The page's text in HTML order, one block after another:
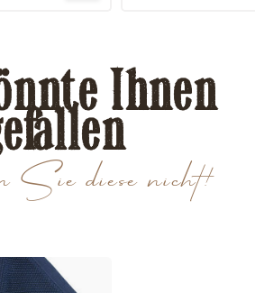
Sie diese nicht!
Ihnen